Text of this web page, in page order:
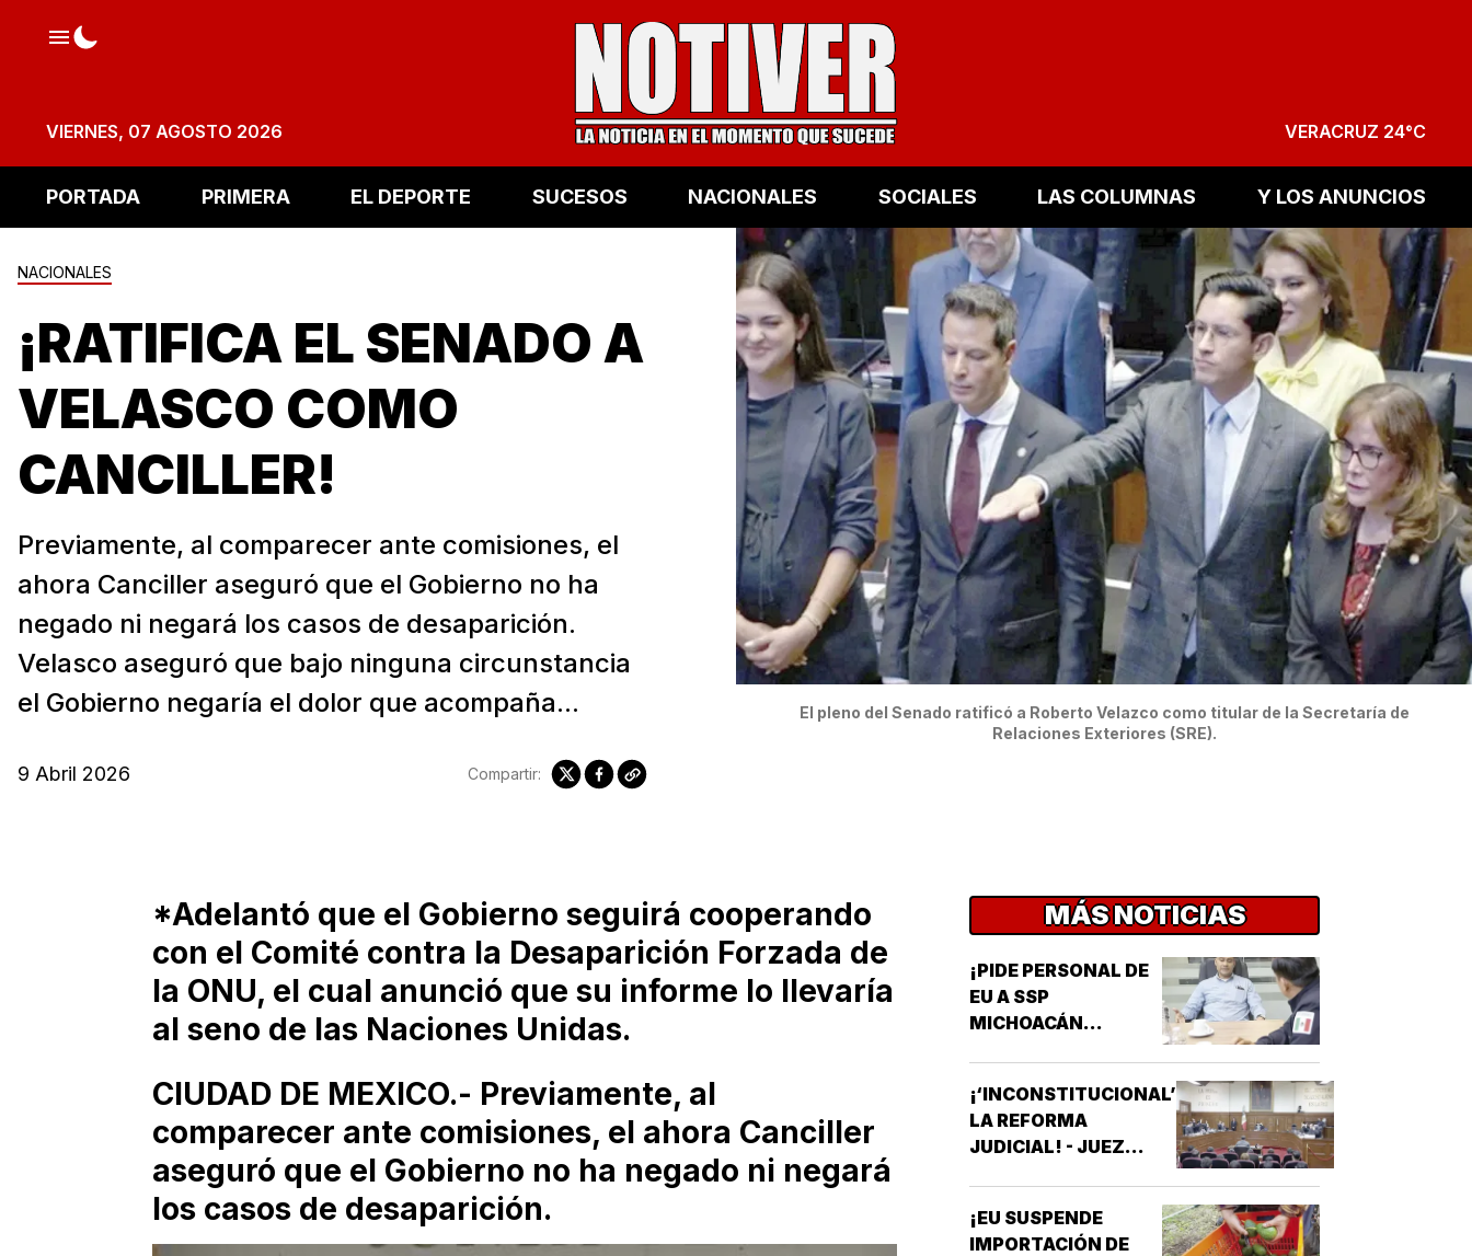
VIERNES, 07 AGOSTO 2026 VERACRUZ 24°C
PORTADA PRIMERA EL DEPORTE SUCESOS NACIONALES SOCIALES LAS COLUMNAS Y LOS ANUNCIOS
NACIONALES
¡RATIFICA EL SENADO A
VELASCO COMO
CANCILLER!
Previamente, al comparecer ante comisiones, el
ahora Canciller aseguró que el Gobierno no ha
negado ni negará los casos de desaparición.
Velasco aseguró que bajo ninguna circunstancia
el Gobierno negaría el dolor que acompaña...
9 Abril 2026 Compartir:
El pleno del Senado ratificó a Roberto Velazco como titular de la Secretaría de
Relaciones Exteriores (SRE).
*Adelantó que el Gobierno seguirá cooperando
con el Comité contra la Desaparición Forzada de
la ONU, el cual anunció que su informe lo llevaría
al seno de las Naciones Unidas.
CIUDAD DE MEXICO.- Previamente, al
comparecer ante comisiones, el ahora Canciller
aseguró que el Gobierno no ha negado ni negará
los casos de desaparición.
MÁS NOTICIAS
¡PIDE PERSONAL DE
EU A SSP
MICHOACÁN
¡‘INCONSTITUCIONAL’
LA REFORMA
JUDICIAL! - JUEZ
¡EU SUSPENDE
IMPORTACIÓN DE